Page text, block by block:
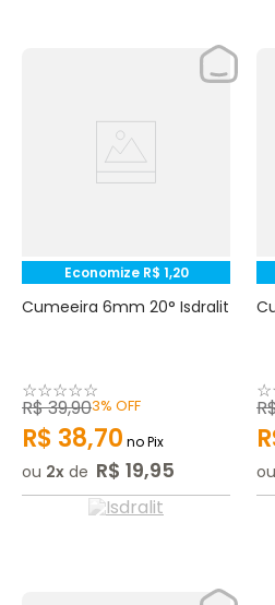
Economize R$ 1,20
Cumeeira 6mm 20° Isdralit
☆☆☆☆☆
R$39,903% OFF
R$ 38,70 no Pix
ou 2 de R$ 19,95
☆
ou